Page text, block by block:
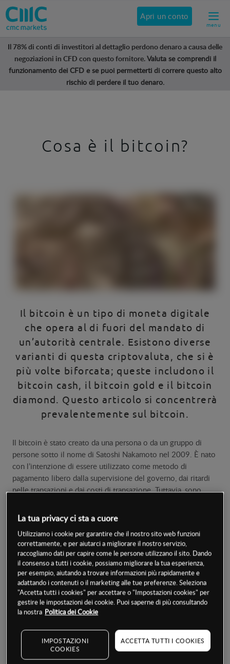
PERSONALE
menu
Apri un conto
Il 78% di conti di investitori al dettaglio perdono denaro a causa delle
negoziazioni in CFD con questo fornitore.Valuta se comprendi il
funzionamento dei CFD e se puoi permetterti di correre questo alto
rischio di perdere il tuo denaro.
Cosa è il bitcoin?
Il bitcoin è un tipo di moneta digitale
che opera al di fuori del mandato di
un’autorità centrale. Esistono diverse
varianti di questa criptovaluta, che si è
più volte biforcata; queste includono il
bitcoin cash, il bitcoin gold e il bitcoin
diamond. Questo articolo si concentrerà
prevalentemente sul bitcoin.
Il bitcoin è stato creato da una persona o da un gruppo di
persone sotto il nome di Satoshi Nakamoto nel 2009. È nato
con l’intenzione di essere utilizzato come metodo di
pagamento libero dalla supervisione del governo, dai ritardi
nelle transazioni e dai costi di transazione. Tuttavia, sono
come forma di pagamento, e il bitcoin è attualmente troppo
volatile per fornire un’alternativa legittima alla moneta
tradizionale.
Prima di tutto, il bitcoin è ora utilizzato come forma
d’investimento. Le sue caratteristiche somigliano più a quelle
delle materie prime che a quelle delle valute convenzionali;
questo è dovuto al fatto che il bitcoin va al di là dell’influenza
di una singola economia e non viene intaccato dai
diversi fattori che influenzano i prezzi dei bitcoin, e questi
dovrebbero essere tenuti in grande considerazione dai trader.
La tua privacy ci sta a cuore
Utilizziamo i cookie per garantire che il nostro sito web funzioni
correttamente, e per aiutarci a migliorare il nostro servizio,
raccogliamo dati per capire come le persone utilizzano il sito. Dando
il consenso a tutti i cookie, possiamo migliorare la tua esperienza,
per esempio, aiutando a trovare informazioni più rapidamente e
adattando i contenuti o il marketing alle tue preferenze. Seleziona
"Accetta tutti i cookies" per accettare o "Impostazioni cookies" per
gestire le impostazioni dei cookie. Puoi saperne di più consultando
la nostra Politica dei Cookie
IMPOSTAZIONI
COOKIES
ACCETTA TUTTI I COOKIES